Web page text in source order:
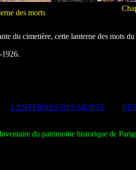
des morts
du cimetière, cette lanterne des
1926.
LANTERNES DES MORTS
du patrimoine historique de